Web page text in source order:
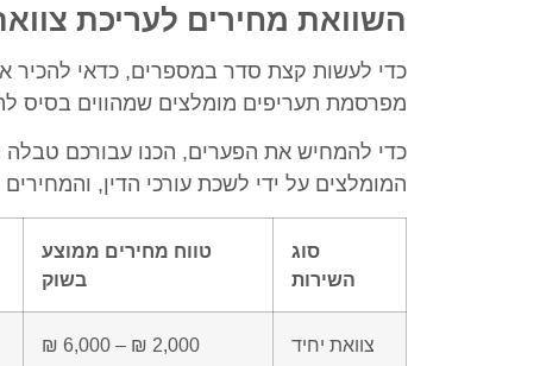
השוואת מחירים לעריכת
כדי לעשות קצת סדר במספרים, כדאי להכיר
מפרסמת תעריפים מומלצים שמהווים בסיס
כדי להמחיש את הפערים, הכנו עבורכם
המומלצים על ידי לשכת עורכי הדין,
סוג
השירות
טווח מחירים ממוצע
בשוק
צוואת יחיד 2,000 ₪ – 6,000 ₪